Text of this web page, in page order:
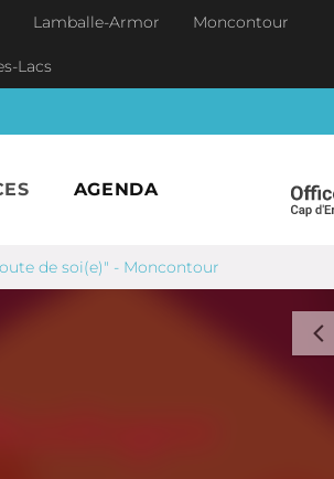
Lamballe-Armor Moncontour
Lacs
AGENDA
de soi(e)" - Moncontour